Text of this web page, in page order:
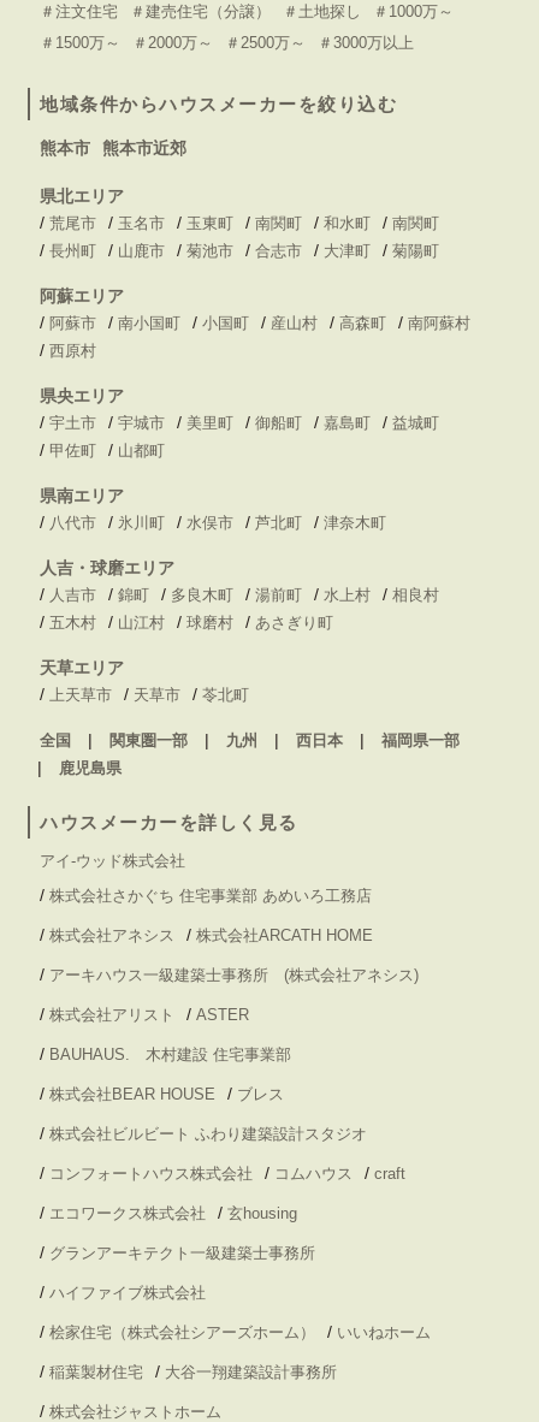
＃注文住宅
＃建売住宅（分譲） ＃土地探し
＃1000万～
＃1500万～
＃2000万～ ＃2500万～ ＃3000万以上
地域条件からハウスメーカーを絞り込む
熊本市 熊本市近郊
県北エリア
/ 荒尾市 / 玉名市 / 玉東町 / 南関町 / 和水町 / 南関町
/ 長州町 / 山鹿市 / 菊池市 / 合志市 / 大津町 / 菊陽町
阿蘇エリア
/ 阿蘇市 / 南小国町 / 小国町 / 産山村 / 高森町 / 南阿蘇村
/ 西原村
県央エリア
/ 宇土市 / 宇城市 / 美里町 / 御船町 / 嘉島町 / 益城町
/ 甲佐町 / 山都町
県南エリア
/ 八代市 / 氷川町 / 水俣市 / 芦北町 / 津奈木町
人吉・球磨エリア
/ 人吉市 / 錦町 / 多良木町 / 湯前町 / 水上村 / 相良村
/ 五木村 / 山江村 / 球磨村 / あさぎり町
天草エリア
/
上天草市 / 天草市 / 苓北町
全国 関東圏一部 九州 西日本
福岡県一部
鹿児島県
ハウスメーカーを詳しく見る
アイ-ウッド株式会社
/ 株式会社さかぐち 住宅事業部 あめいろ工務店
/ 株式会社アネシス / 株式会社ARCATH HOME
/ アーキハウス一級建築士事務所 (株式会社アネシス)
/ 株式会社アリスト / ASTER
/ BAUHAUS. 木村建設 住宅事業部
/ 株式会社BEAR HOUSE / ブレス
/ 株式会社ビルビート ふわり建築設計スタジオ
/ コンフォートハウス株式会社 / コムハウス / craft
/ エコワークス株式会社 / 玄housing
/ グランアーキテクト一級建築士事務所
/ ハイファイブ株式会社
/ 桧家住宅（株式会社シアーズホーム） / いいねホーム
/ 稲葉製材住宅 / 大谷一翔建築設計事務所
/ 株式会社ジャストホーム